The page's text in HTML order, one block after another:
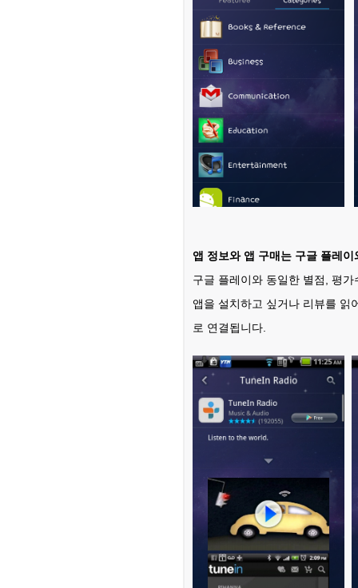
앱 정보와 앱 구매는 구글 플레
구글 플레이와 동일한 별점, 평
앱을 설치하고 싶거나 리뷰를 읽
로 연결됩니다.